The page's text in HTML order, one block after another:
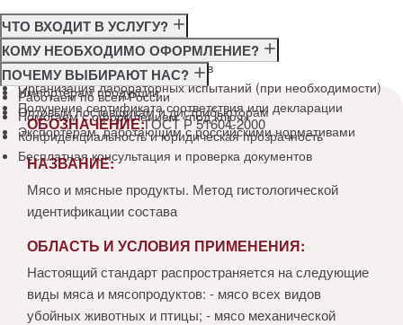
ЧТО ВХОДИТ В УСЛУГУ?
Консультация по требованиям ГОСТ
Подготовка и подача документов
Организация лабораторных испытаний (при необходимости)
Получение сертификата соответствия или декларации
КОМУ НЕОБХОДИМО ОФОРМЛЕНИЕ?
Производителям
Импортёрам продукции
Оптовым поставщикам и дистрибьюторам
Экспортёрам, работающим с российскими нормативами
ПОЧЕМУ ВЫБИРАЮТ НАС?
Работаем по всей России
Помогаем с оформлением «под ключ»
Конфиденциальность и юридическая прозрачность
Бесплатная консультация и проверка документов
ОБОЗНАЧЕНИЕ:ГОСТ Р 51604-2000
НАЗВАНИЕ:
Мясо и мясные продукты. Метод гистологической
идентификации состава
ОБЛАСТЬ И УСЛОВИЯ ПРИМЕНЕНИЯ:
Настоящий стандарт распространяется на следующие
виды мяса и мясопродуктов: - мясо всех видов
убойных животных и птицы; - мясо механической